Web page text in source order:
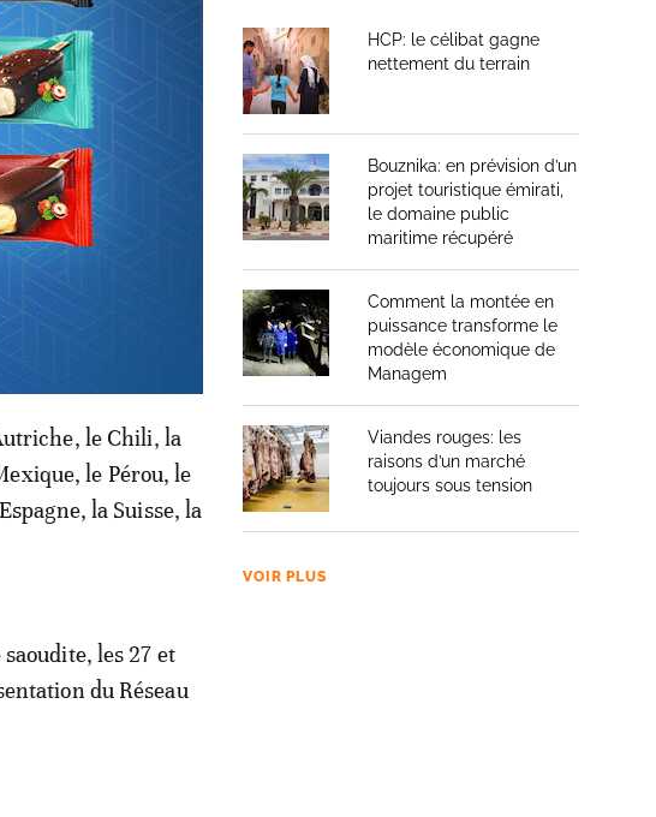
tourisme de
marocaines: Ksar
Bouzerktoune,
ainsi le seul
avec
de Umm
le Chili, la
le Pérou, le
la Suisse, la
les 27 et
du Réseau
HCP: le célibat gagne
nettement du terrain
Bouznika: en prévision d’un
projet touristique émirati,
le domaine public
maritime récupéré
Comment la montée en
puissance transforme le
modèle économique de
Managem
Viandes rouges: les
raisons d’un marché
toujours sous tension
VOIR PLUS